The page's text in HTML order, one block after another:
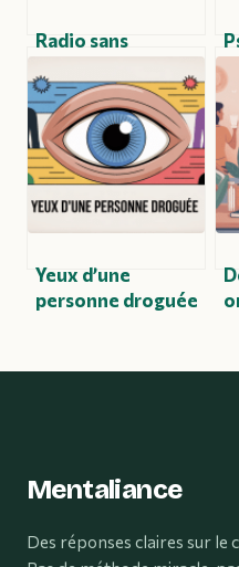
Radio sans
qu’il faut vraiment
savoir avant d’agir
Yeux d’une
personne droguée
réactions à avoir
Mentaliance
Des réponses claires sur le